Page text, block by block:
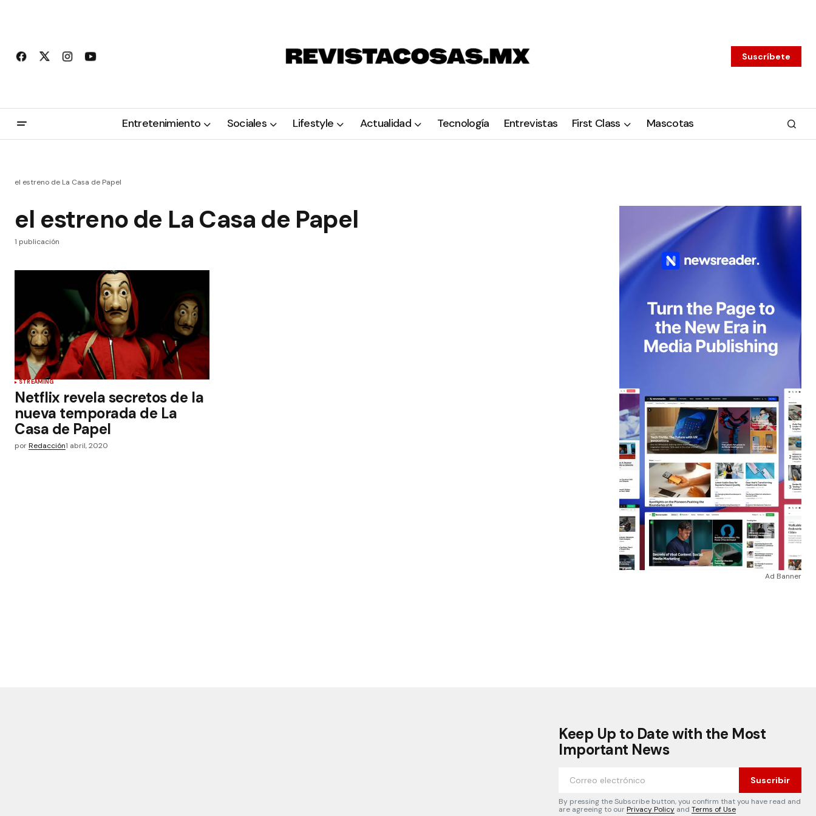
Suscríbete
Entretenimiento Sociales Lifestyle Actualidad Tecnología Entrevistas First Class Mascotas
el estreno de La Casa de Papel
el estreno de La Casa de Papel
1 publicación
STREAMING
Netflix revela secretos de la
nueva temporada de La
Casa de Papel
porRedacción1 abril, 2020
Ad Banner
Keep Up to Date with the Most
Important News
Suscribir
By pressing the Subscribe button, you confirm that you have read and
are agreeing to ourPrivacy Policy and Terms of Use